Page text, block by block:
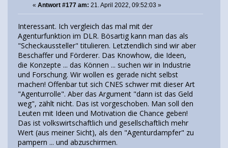
« Antwort #177 am: 21. April 2022, 09:52:03 »
Interessant. Ich vergleich das mal mit der
Agenturfunktion im DLR. Bösartig kann man das als
"Scheckaussteller" titulieren. Letztendlich sind wir aber
Beschaffer und Förderer. Das Knowhow, die Ideen,
die Konzepte ... das Können ... suchen wir in Industrie
und Forschung. Wir wollen es gerade nicht selbst
machen! Offenbar tut sich CNES schwer mit dieser Art
"Agenturrolle". Aber das Argument "dann ist das Geld
weg", zählt nicht. Das ist vorgeschoben. Man soll den
Leuten mit Ideen und Motivation die Chance geben!
Das ist volkswirtschaftlich und gesellschaftlich mehr
Wert (aus meiner Sicht), als den "Agenturdampfer" zu
pampern ... und abzuschirmen.